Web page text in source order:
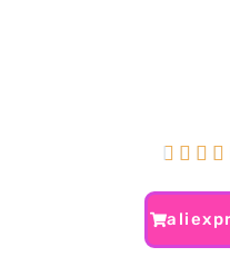



